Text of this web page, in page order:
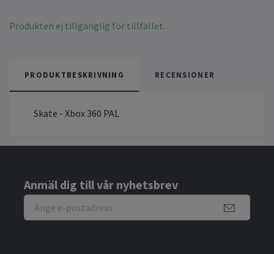
Produkten ej tillgänglig för tillfället.
PRODUKTBESKRIVNING RECENSIONER
Skate - Xbox 360 PAL
Anmäl dig till vår nyhetsbrev